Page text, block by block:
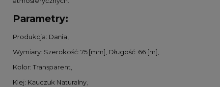
Parametry:
Produkcja: Dania,
Wymiary: Szerokość: 75 [mm], Długość: 66 [m],
Kolor: Transparent,
Klej: Kauczuk Naturalny,